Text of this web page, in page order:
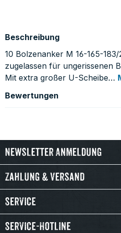
Beschreibung
10 Bolzenanker M 16-165-
zugelassen für ungerissenen
Mit extra großer U-Scheibe…
Bewertungen
Newsletter Anmeldung
Zahlung & Versand
Service
Service-Hotline